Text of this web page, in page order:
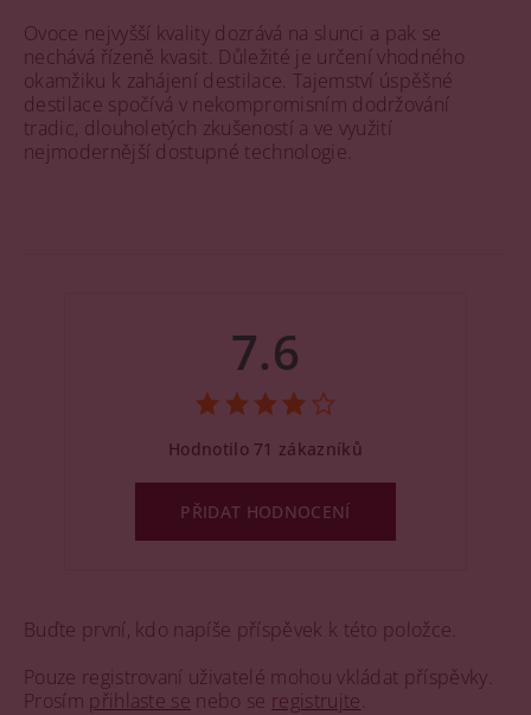
Ovoce nejvyšší kvality dozrává na slunci a pak se
nechává řízeně kvasit. Důležité je určení vhodného
okamžiku k zahájení destilace. Tajemství úspěšné
destilace spočívá v nekompromisním dodržování
tradic, dlouholetých zkušeností a ve využití
nejmodernější dostupné technologie.
Buďte první, kdo napíše příspěvek k této položce.
Pouze registrovaní uživatelé mohou vkládat příspěvky.
Prosím přihlaste se nebo se registrujte
7.6
Hodnotilo 71 zákazníků
PŘIDAT HODNOCENÍ